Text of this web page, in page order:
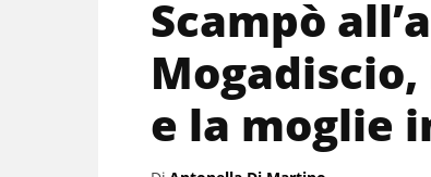
Scampò
e la moglie